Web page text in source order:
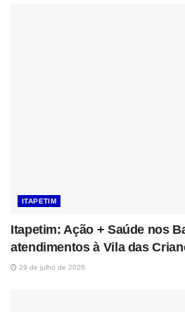
ITAPETIM
Itapetim: Ação + Saúde nos
atendimentos à Vila das
29 de julho de 2026